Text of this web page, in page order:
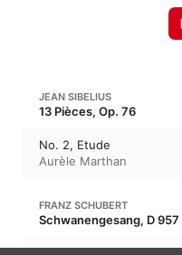
JEAN SIBELIUS
13 Pièces, Op. 76
No. 2, Etude
Aurèle Marthan
FRANZ SCHUBERT